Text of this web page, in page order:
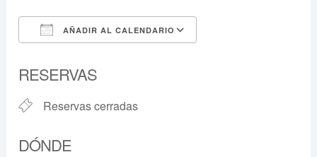
AÑADIR AL CALENDARIO
RESERVAS
Reservas cerradas
DÓNDE